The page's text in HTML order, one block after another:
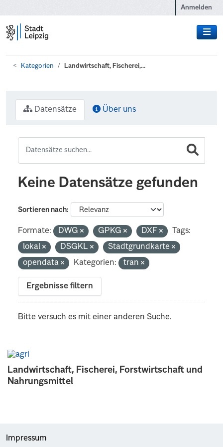
Anmelden
Kategorien Landwirtschaft, Fischerei,...
Landwirtschaft, Fischerei, Forstwirtschaft und
Nahrungsmittel
Datensätze Über uns
Keine Datensätze gefunden
Sortieren nach
Formate: DWG GPKG DXF
Tags:
lokal
DSGKL
Stadtgrundkarte
opendata
Kategorien: tran
Ergebnisse filtern
Bitte versuch es mit einer anderen Suche.
Impressum